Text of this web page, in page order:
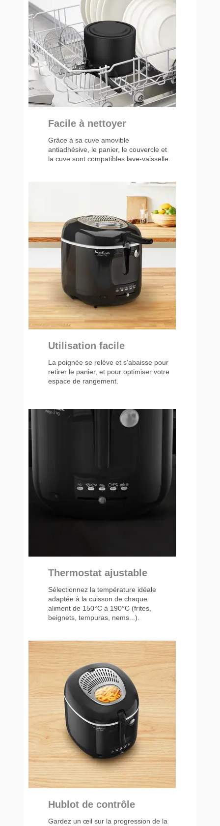
Facile à nettoyer
Grâce à sa cuve amovible
antiadhésive, le panier, le couvercle et
la cuve sont compatibles lave-vaisselle.
Utilisation facile
La poignée se relève et s’abaisse pour
retirer le panier, et pour optimiser votre
espace de rangement.
Thermostat ajustable
Sélectionnez la température idéale
adaptée à la cuisson de chaque
aliment de 150°C à 190°C (frites,
beignets, tempuras, nems...).
Hublot de contrôle
Gardez un œil sur la progression de la